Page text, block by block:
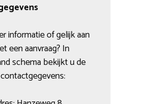
informatie of gelijk aan
een aanvraag? In
schema bekijkt u de